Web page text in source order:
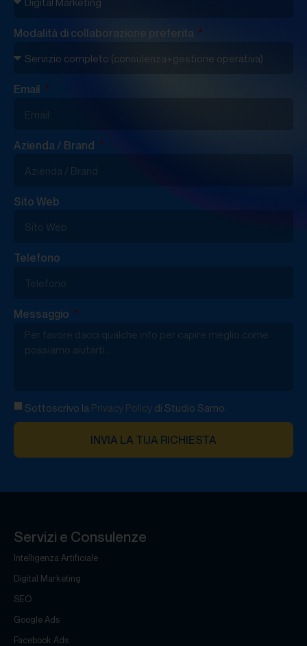
Modalità di collaborazione preferita
Email
Azienda / Brand
Sito Web
Telefono
Messaggio
Sottoscrivo la Privacy Policy di Studio Samo.
INVIA LA TUA RICHIESTA
Servizi e Consulenze
Intelligenza Artificiale
Digital Marketing
SEO
Google Ads
Facebook Ads